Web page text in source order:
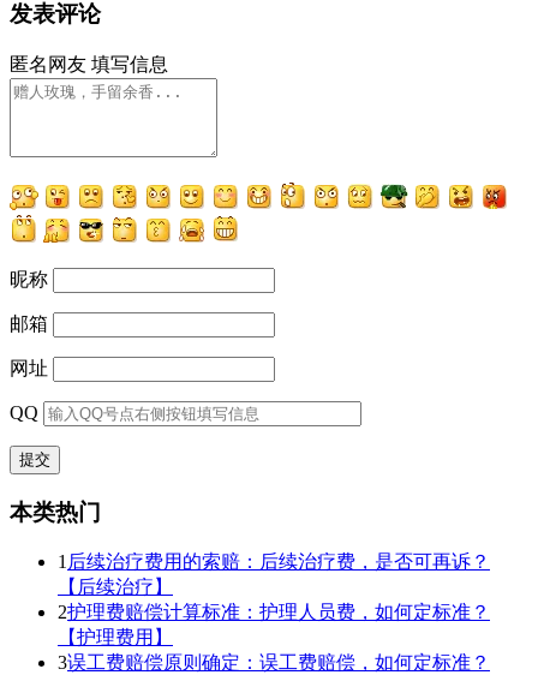
发表评论
匿名网友 填写信息
昵称
邮箱
网址
QQ
本类热门
1 后续治疗费用的索赔：后续治疗费，是否可再诉？
【后续治疗】
2护理费赔偿计算标准：护理人员费，如何定标准？
【护理费用】
3误工费赔偿原则确定：误工费赔偿，如何定标准？